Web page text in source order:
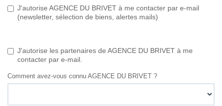
J'autorise AGENCE DU BRIVET à me contacter par e-mail
(newsletter, sélection de biens, alertes mails)
J'autorise les partenaires de AGENCE DU BRIVET à me
contacter par e-mail.
Comment avez-vous connu AGENCE DU BRIVET ?